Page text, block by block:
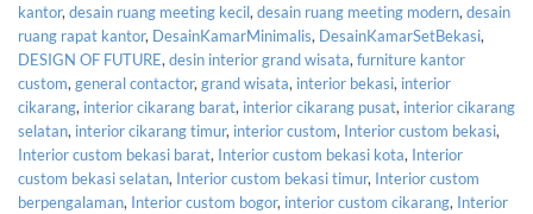
kantor, desain ruang meeting kecil, desain ruang meeting modern, desain
ruang rapat kantor, DesainKamarMinimalis, DesainKamarSetBekasi,
DESIGN OF FUTURE, desin interior grand wisata, furniture kantor
custom, general contactor, grand wisata, interior bekasi, interior
cikarang, interior cikarang barat, interior cikarang pusat, interior cikarang
selatan, interior cikarang timur, interior custom, Interior custom bekasi,
Interior custom bekasi barat, Interior custom bekasi kota, Interior
custom bekasi selatan, Interior custom bekasi timur, Interior custom
berpengalaman, Interior custom bogor, interior custom cikarang, Interior